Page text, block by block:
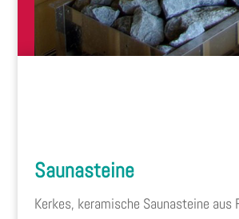
Saunasteine
Kerkes, keramische Saunasteine aus